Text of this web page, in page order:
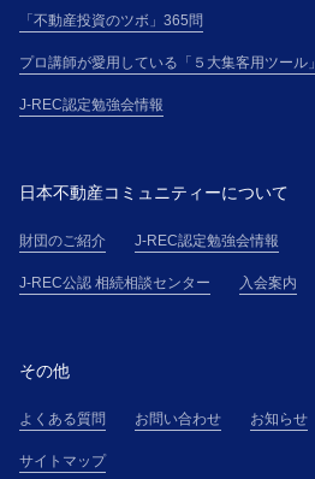
「不動産投資のツボ」365問
プロ講師が愛用している「５大集客用ツール」
J-REC認定勉強会情報
日本不動産コミュニティーについて
財団のご紹介 J-REC認定勉強会情報
J-REC公認 相続相談センター 入会案内
その他
よくある質問 お問い合わせ お知らせ
サイトマップ